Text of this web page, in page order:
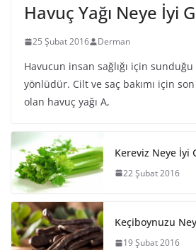
Havuç Yağı Neye İyi
25 Şubat 2016 Derman
Havucun insan sağlığı için sunduğu
yönlüdür. Cilt ve saç bakımı için
olan havuç yağı A,
Kereviz Neye İyi
22 Şubat 2016
Keçiboynuzu
19 Şubat 2016